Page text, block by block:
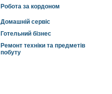
Робота за кордоном
Домашній сервіс
Готельний бізнес
Ремонт техніки та предметів
побуту